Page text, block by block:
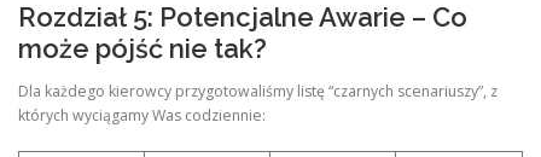
Rozdział 5: Potencjalne Awarie – Co
może pójść nie tak?
Dla każdego kierowcy przygotowaliśmy listę “czarnych scenariuszy”, z
których wyciągamy Was codziennie: